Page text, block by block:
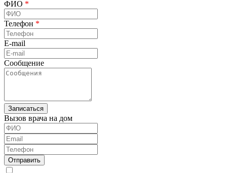
ФИО *
Телефон *
E-mail
Сообщение
Вызов врача на дом
ФИО
Email
Телефон